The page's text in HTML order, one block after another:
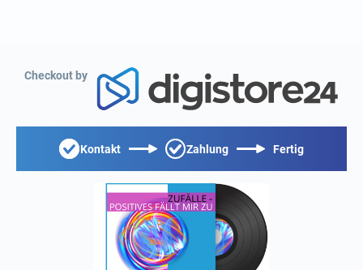
Checkout by
Kontakt Zahlung Fertig